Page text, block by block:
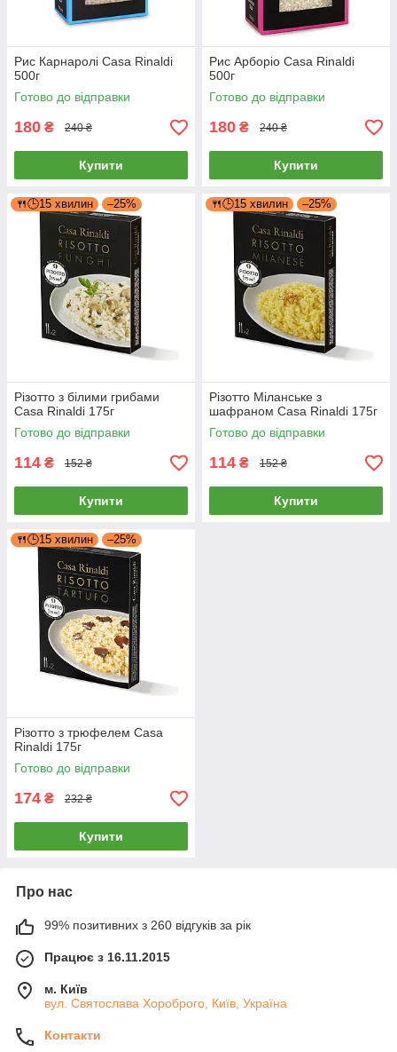
Рис Карнаролі Casa Rinaldi
500г
Готово до відправки
180 ₴ 240 ₴
Купити
Рис Арборіо Casa Rinaldi
500г
Готово до відправки
180 ₴ 240 ₴
Купити
🍴🕒15 хвилин –25%
Різотто з білими грибами
Casa Rinaldi 175г
Готово до відправки
114 ₴ 152 ₴
Купити
🍴🕒15 хвилин –25%
Різотто Міланське з
шафраном Casa Rinaldi 175г
Готово до відправки
114 ₴ 152 ₴
Купити
🍴🕒15 хвилин –25%
Різотто з трюфелем Casa
Rinaldi 175г
Готово до відправки
174 ₴ 232 ₴
Купити
Про нас
99% позитивних з 260 відгуків за рік
Працює з 16.11.2015
м. Київ
вул. Святослава Хороброго, Київ, Україна
Контакти